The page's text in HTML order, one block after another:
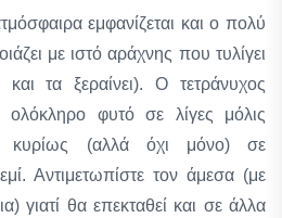
εμφανίζεται και ο πολύ
με ιστό αράχνης που τυλίγει
τα ξεραίνει). Ο τετράνυχος
ολόκληρο φυτό σε λίγες μόλις
κυρίως (αλλά όχι μόνο) σε
Αντιμετωπίστε τον άμεσα (με
γιατί θα επεκταθεί και σε άλλα